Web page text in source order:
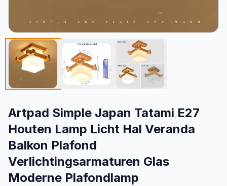
Artpad Simple Japan Tatami E27
Houten Lamp Licht Hal Veranda
Balkon Plafond
Verlichtingsarmaturen Glas
Moderne Plafondlamp